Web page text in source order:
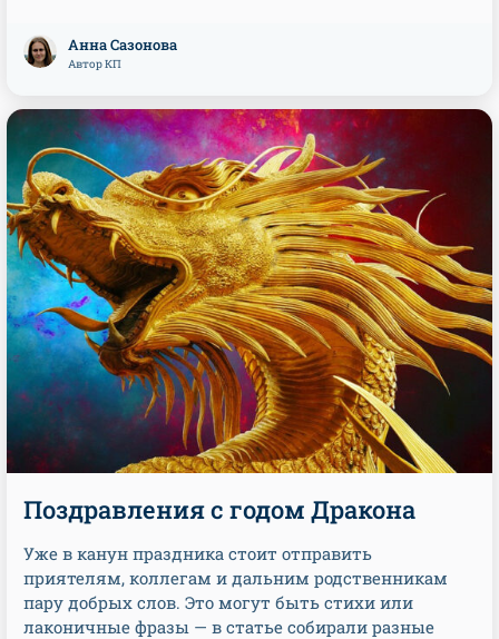
Анна Сазонова
Автор КП
Поздравления с годом Дракона
Уже в канун праздника стоит отправить
приятелям, коллегам и дальним родственникам
пару добрых слов. Это могут быть стихи или
лаконичные фразы — в статье собирали разные